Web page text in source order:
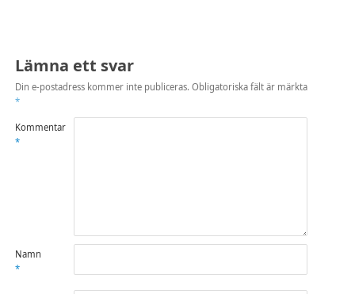
Lämna ett svar
Din e-postadress kommer inte publiceras. Obligatoriska fält är märkta
*
Kommentar
*
Namn
*